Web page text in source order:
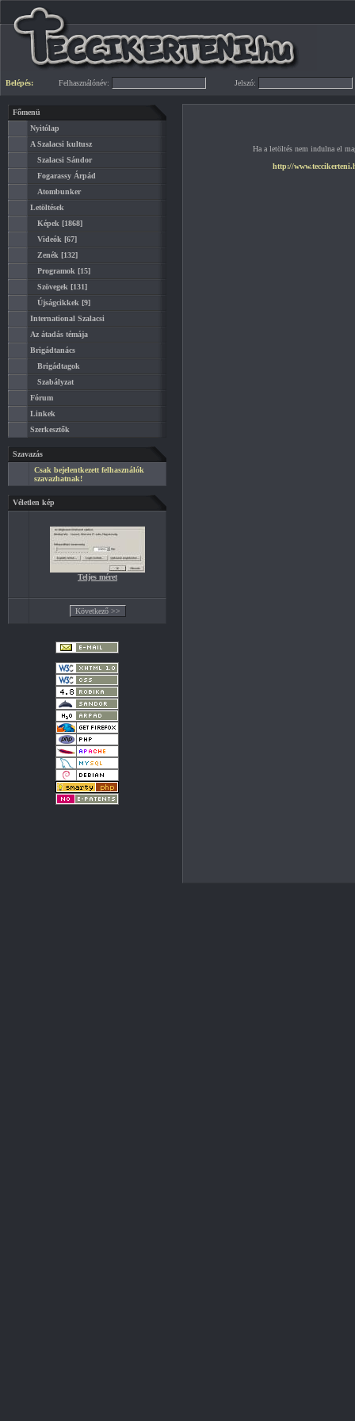
Belépés: Felhasználónév: Jelszó:
Főmenü
Nyitólap
A Szalacsi kultusz
Szalacsi Sándor
Fogarassy Árpád
Atombunker
Letöltések
Képek [1868]
Videók [67]
Zenék [132]
Programok [15]
Szövegek [131]
Újságcikkek [9]
International Szalacsi
Az átadás témája
Brigádtanács
Brigádtagok
Szabályzat
Fórum
Linkek
Szerkesztők
Szavazás
Csak bejelentkezett felhasználók
szavazhatnak!
Véletlen kép
Teljes méret
Ha a letöltés nem indulna el
http://